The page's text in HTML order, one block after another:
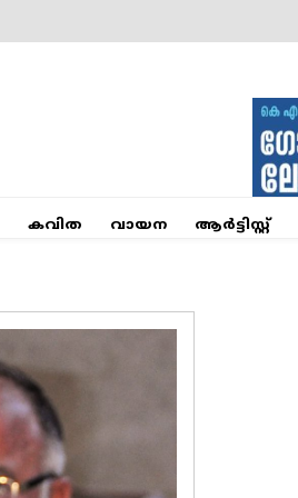
കവിത വായന ആര്‍ട്ടിസ്റ്റ്